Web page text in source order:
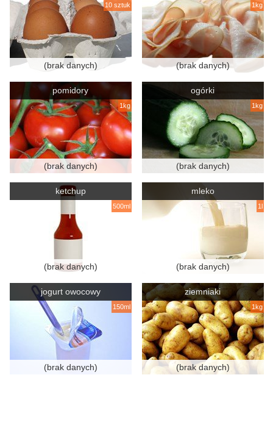
10 sztuk
(brak danych)
1kg
(brak danych)
pomidory
1kg
(brak danych)
ogórki
1kg
(brak danych)
ketchup
500ml
(brak danych)
mleko
1l
(brak danych)
jogurt owocowy
150ml
(brak danych)
ziemniaki
1kg
(brak danych)